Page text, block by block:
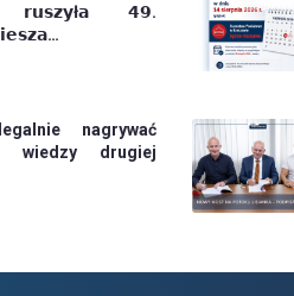
𝟰𝟵.
nagrywać
wiedzy drugiej